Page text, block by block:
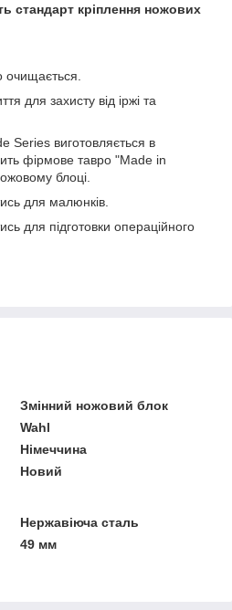
стандарт кріплення ножових
очищається.
для захисту від іржі та
Series виготовляється в
фірмове тавро "Made in
блоці.
для малюнків.
для підготовки операційного
Змінний ножовий блок
Wahl
Німеччина
Новий
Нержавіюча сталь
49 мм